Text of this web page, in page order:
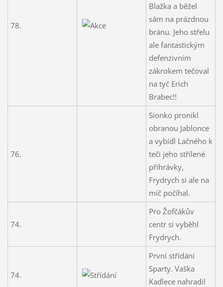
78.
Blažka a běžel
sám na prázdnou
bránu. Jeho střelu
ale fantastickým
defenzivním
zákrokem tečoval
na tyč Erich
Brabec!!
76.
Sionko pronikl
obranou Jablonce
a vybídl Lačného k
teči jeho střílené
přihrávky,
Frydrych si ale na
míč počíhal.
74.
Pro Žofčákův
centr si vyběhl
Frydrych.
74.
První střídání
Sparty. Vaška
Kadlece nahradil